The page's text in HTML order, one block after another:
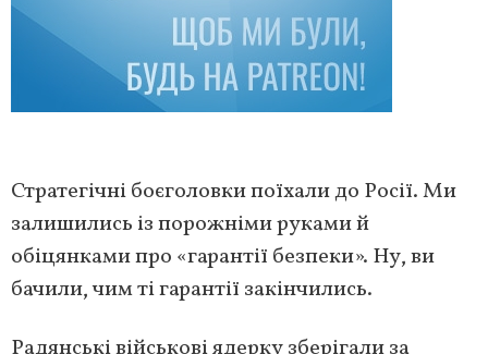
Стратегічні боєголовки поїхали до Росії. Ми
залишились із порожніми руками й
обіцянками про «гарантії безпеки». Ну, ви
бачили, чим ті гарантії закінчились.